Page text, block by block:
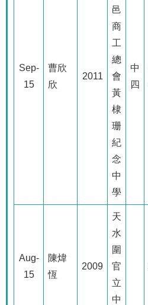
Sep-
15
曹欣
欣
2011
邑
商
工
總
會
黃
棣
珊
紀
念
中
學
中
四
Aug-
15
陳煒
恆
2009
天
水
圍
官
立
中